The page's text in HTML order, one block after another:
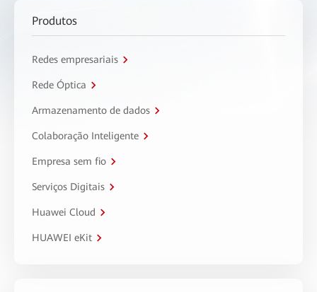
Produtos
Redes empresariais
Rede Óptica
Armazenamento de dados
Colaboração Inteligente
Empresa sem fio
Serviços Digitais
Huawei Cloud
HUAWEI eKit